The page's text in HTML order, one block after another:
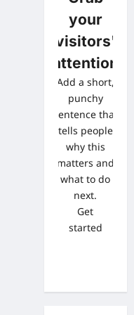
your
visitors'
attention
Add a short,
punchy
sentence that
tells people
why this
matters and
what to do
next.
Get
started